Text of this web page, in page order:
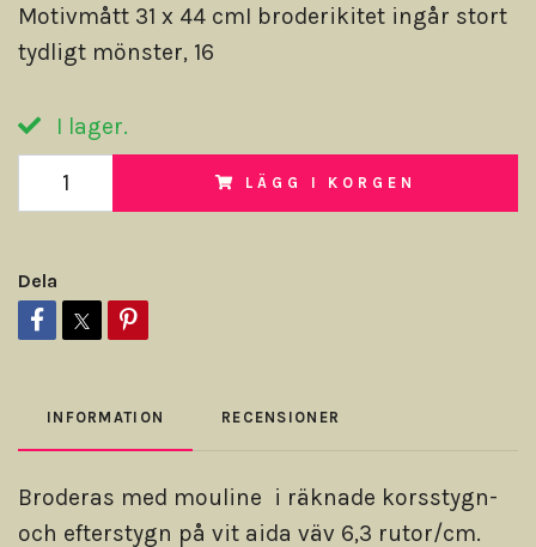
Motivmått 31 x 44 cmI broderikitet ingår stort
tydligt mönster, 16
I lager.
LÄGG I KORGEN
Dela
INFORMATION RECENSIONER
Broderas med mouline i räknade korsstygn-
och efterstygn på vit aida väv 6,3 rutor/cm.